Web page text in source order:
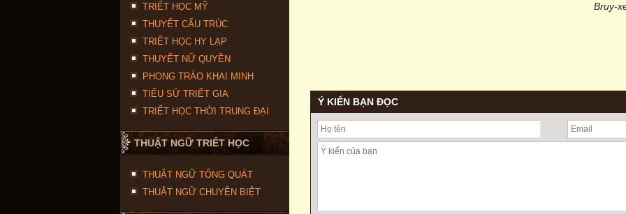
TRIẾT HỌC MỸ
THUYẾT CẤU TRÚC
TRIẾT HỌC HY LẠP
THUYẾT NỮ QUYỀN
PHONG TRÀO KHAI MINH
TIỂU SỬ TRIẾT GIA
TRIẾT HỌC THỜI TRUNG ĐẠI
THUẬT NGỮ TRIẾT HỌC
THUẬT NGỮ TỔNG QUÁT
THUẬT NGỮ CHUYÊN BIỆT
Bruy-
Ý KIẾN BẠN ĐỌC